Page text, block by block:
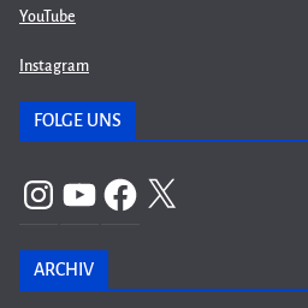
YouTube
Instagram
FOLGE UNS
InstagramYouTubeFacebook
X
ARCHIV